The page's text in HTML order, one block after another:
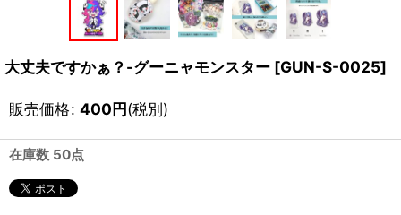
大丈夫ですかぁ？-グーニャモンスター [GUN-S-0025]
販売価格: 400円(税別)
在庫数 50点